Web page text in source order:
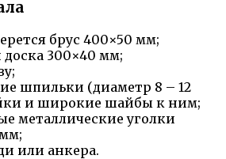
брус 400×50 мм;
доска 300×40 мм;
шпильки (диаметр 8 – 12
и широкие шайбы к ним;
металлические уголки
или анкера.